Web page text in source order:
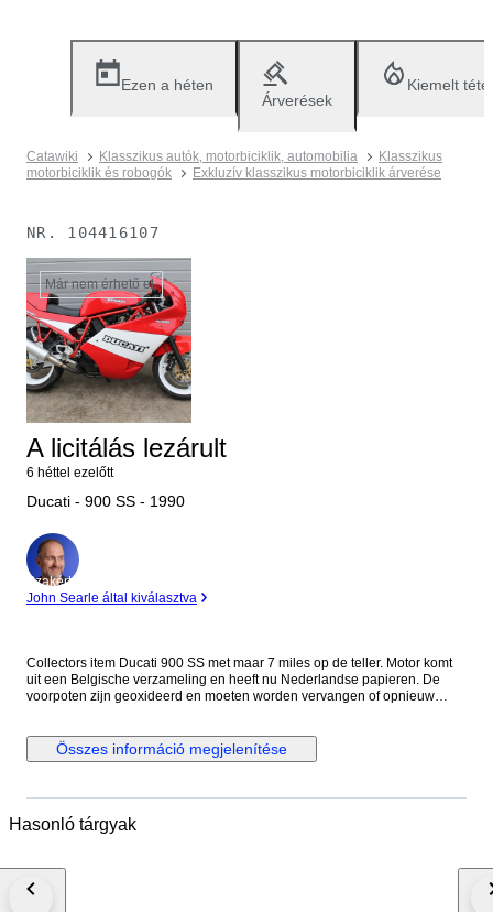
Ezen a héten
Árverések
Kiemelt
Catawiki Klasszikus autók, motorbiciklik, automobilia
Klasszikus
motorbiciklik és robogók
Exkluzív klasszikus motorbiciklik árverése
NR. 104416107
Már nem érhető el.
A licitálás lezárult
6 héttel ezelőtt
Ducati - 900 SS - 1990
Szakértő
John Searle által kiválasztva
Collectors item Ducati 900 SS met maar 7 miles op de teller. Motor komt
uit een Belgische verzameling en heeft nu Nederlandse papieren. De
voorpoten zijn geoxideerd en moeten worden vervangen of opnieuw
filter te vervangen. Voor de staat zie foto's. Het is mogelijk de motor te
bezichtigen op afspraak in Meerlo, Nederland Als de motor wordt
benzine in verband met eisen van de transporteur.
Összes információ megjelenítése
Hasonló tárgyak